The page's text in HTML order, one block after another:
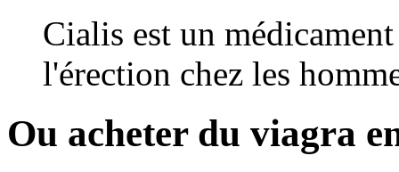
Cialis est un
l'érection chez les
Ou acheter du viagra